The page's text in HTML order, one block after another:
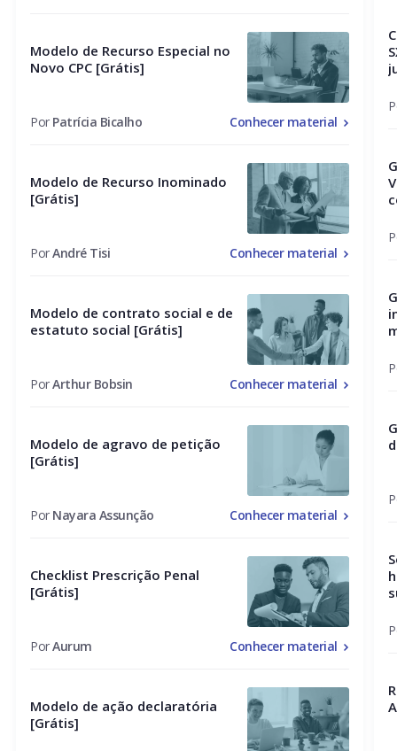
Modelo de Recurso Especial no
Novo CPC [Grátis]
Por Patrícia Bicalho Conhecer material
Modelo de Recurso Inominado
[Grátis]
PorAndré Tisi Conhecer material
Modelo de contrato social e de
estatuto social [Grátis]
PorArthur Bobsin Conhecer material
Modelo de agravo de petição
[Grátis]
Por Nayara Assunção Conhecer material
Checklist Prescrição Penal
[Grátis]
PorAurum Conhecer material
Modelo de ação declaratória
[Grátis]